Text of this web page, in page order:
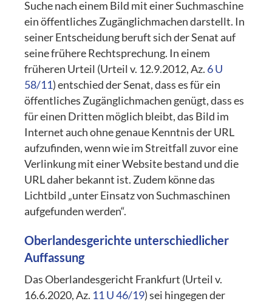
Suche nach einem Bild mit einer Suchmaschine
ein öffentliches Zugänglichmachen darstellt. In
seiner Entscheidung beruft sich der Senat auf
seine frühere Rechtsprechung. In einem
früheren Urteil (Urteil v. 12.9.2012, Az. 6 U
58/11) entschied der Senat, dass es für ein
öffentliches Zugänglichmachen genügt, dass es
für einen Dritten möglich bleibt, das Bild im
Internet auch ohne genaue Kenntnis der URL
aufzufinden, wenn wie im Streitfall zuvor eine
Verlinkung mit einer Website bestand und die
URL daher bekannt ist. Zudem könne das
Lichtbild „unter Einsatz von Suchmaschinen
aufgefunden werden“.
Oberlandesgerichte unterschiedlicher
Auffassung
Das Oberlandesgericht Frankfurt (Urteil v.
16.6.2020, Az. 11 U 46/19) sei hingegen der